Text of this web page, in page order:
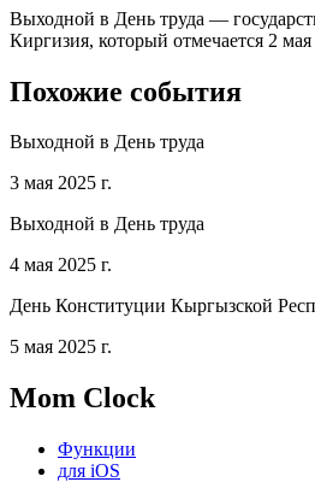
Выходной в День труда —
Киргизия, который отмечается 2 мая
Похожие события
Выходной в День труда
3 мая 2025 г.
Выходной в День труда
4 мая 2025 г.
День Конституции Кыргызской
5 мая 2025 г.
Mom Clock
Функции
для iOS